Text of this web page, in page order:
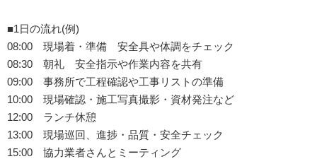
■1日の流れ(例)
08:00 現場着・準備 安全具や体調をチェック
08:30 朝礼 安全指示や作業内容を共有
09:00 事務所で工程確認や工事リストの準備
10:00 現場確認・施工写真撮影・資材発注など
12:00 ランチ休憩
13:00 現場巡回、進捗・品質・安全チェック
15:00 協力業者さんとミーティング